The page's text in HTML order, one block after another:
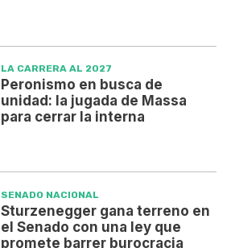
LA CARRERA AL 2027
Peronismo en busca de
unidad: la jugada de Massa
para cerrar la interna
SENADO NACIONAL
Sturzenegger gana terreno en
el Senado con una ley que
promete barrer burocracia